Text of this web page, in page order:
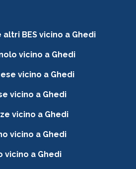
BES vicino a Ghedi
vicino a Ghedi
vicino a Ghedi
vicino a Ghedi
vicino a Ghedi
vicino a Ghedi
vicino a Ghedi